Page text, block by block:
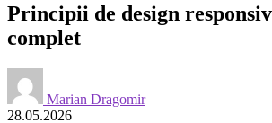
Principii de design
complet
Marian Dragomir
28.05.2026